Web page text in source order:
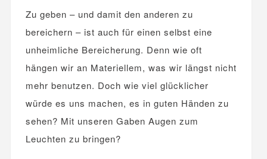
Zu geben – und damit den anderen zu
bereichern – ist auch für einen selbst eine
unheimliche Bereicherung. Denn wie oft
hängen wir an Materiellem, was wir längst nicht
mehr benutzen. Doch wie viel glücklicher
würde es uns machen, es in guten Händen zu
sehen? Mit unseren Gaben Augen zum
Leuchten zu bringen?